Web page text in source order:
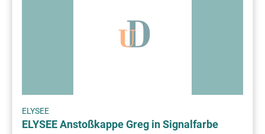
ELYSEE
ELYSEE Anstoßkappe Greg in Signalfarbe